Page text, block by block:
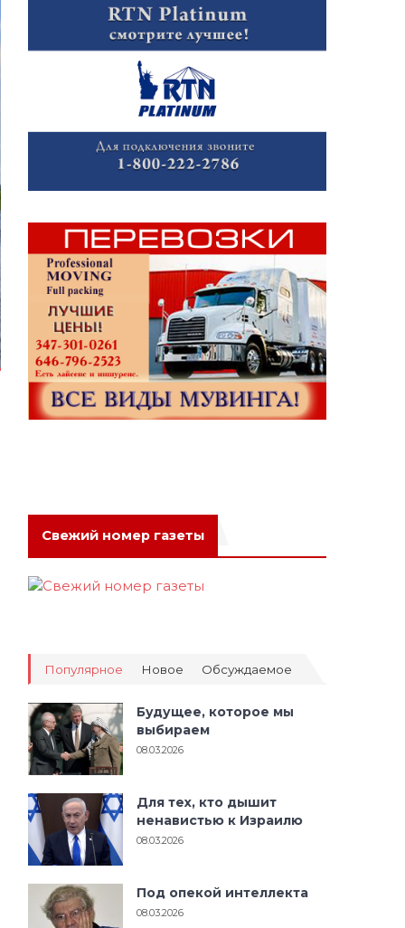
Свежий номер газеты
Популярное Новое Обсуждаемое
Будущее, которое мы
выбираем
08.03.2026
Для тех, кто дышит
ненавистью к Израилю
08.03.2026
Под опекой интеллекта
08.03.2026